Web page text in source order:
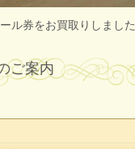
ル券をお買取りしました
ご案内